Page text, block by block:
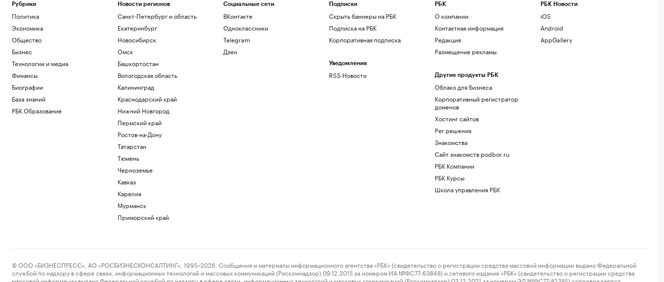
В Wildberries рассказали, как
предпринимателям подтвердить ущерб
Бизнес
В бизнес-центре «Адмирал» в Южном
порту залит первый куб бетона
Пресс-релиз
Военная операция на Украине. Главное
Политика
между дата-центрами Москвы
Отрасли
В Армении назвали необоснованными
нежелательным фонд Human Rights
Рубрики
Политика
Экономика
Общество
Бизнес
Технологии и медиа
Финансы
Биографии
База знаний
РБК Образование
Новости регионов
Санкт-Петербург и область
Екатеринбург
Новосибирск
Омск
Башкортостан
Вологодская область
Калининград
Краснодарский край
Нижний Новгород
Пермский край
Ростов-на-Дону
Татарстан
Тюмень
Черноземье
Кавказ
Карелия
Мурманск
Приморский край
Социальные сети
ВКонтакте
Одноклассники
Telegram
Дзен
Подписки
Скрыть баннеры на РБК
Подписка на РБК
Корпоративная подписка
Уведомления
RSS Новости
РБК
О компании
Контактная информация
Редакция
Размещение рекламы
Другие продукты РБК
Облако для бизнеса
Корпоративный регистратор
доменов
Хостинг сайтов
Рег.решения
Знакомства
Сайт знакомств podbor.ru
РБК Компании
РБК Курсы
Школа управления РБК
РБК Новости
iOS
Android
AppGallery
© ООО «БИЗНЕСПРЕСС», АО «РОСБИЗНЕСКОНСАЛТИНГ», 1995–2026. Сообщения и материалы информационного агентства «РБК» (свидетельство о регистрации средства массовой информации выдано Федеральной
службой по надзору в сфере связи, информационных технологий и массовых коммуникаций (Роскомнадзор) 09.12.2015 за номером ИА №ФС77-63848) и сетевого издания «РБК» (свидетельство о регистрации средства